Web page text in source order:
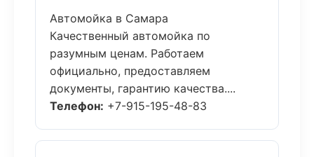
Автомойка в Самара
Качественный автомойка по
разумным ценам. Работаем
официально, предоставляем
документы, гарантию качества....
Телефон: +7-915-195-48-83